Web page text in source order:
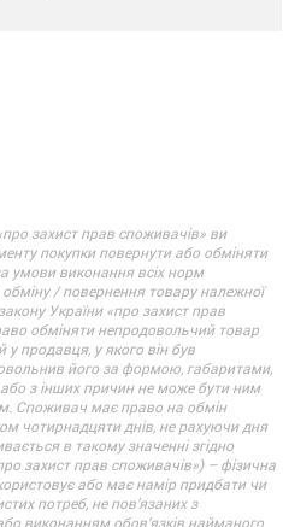
захист прав споживачів» ви
покупки повернути або обміняти
умови виконання всіх норм
/ повернення товару належної
України «про захист прав
обміняти непродовольчий товар
у продавця, у якого він був
його за формою, габаритами,
з інших причин не може бути ним
Споживач має право на обмін
чотирнадцяти днів, не рахуючи дня
в такому значенні згідно
захист прав споживачів») – фізична
або має намір придбати чи
потреб, не пов’язаних з
виконанням обов’язків найманого